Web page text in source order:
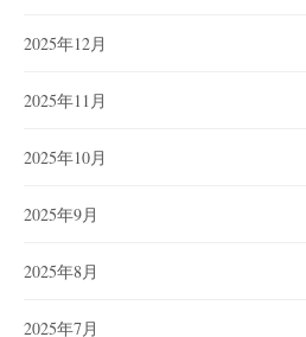
2025年12月
2025年11月
2025年10月
2025年9月
2025年8月
2025年7月